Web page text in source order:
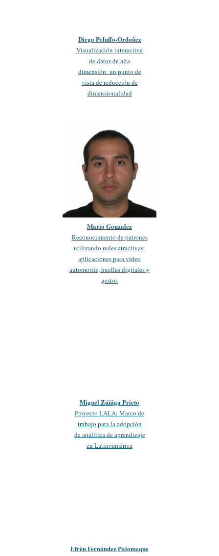
Diego Peluffo-Ordoñez
Visualización interactiva
de datos de alta
dimensión: un punto de
vista de reducción de
dimensionalidad
Mario Gonzalez
Reconocimiento de patrones
utilizando redes atractivas:
aplicaciones para video
automotriz, huellas digitales y
gestos
Miguel Zúñiga Prieto
Proyecto LALA: Marco de
trabajo para la adopción
de analítica de aprendizaje
en Latinoamérica
Efrén Fernández Palomeque